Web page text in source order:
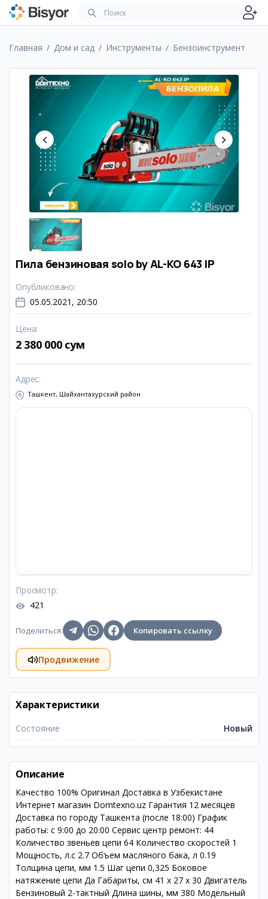
Главная Дом и сад Инструменты Бензоинструмент
Пила бензиновая solo by AL-KO 643 IP
Опубликовано:
05.05.2021, 20:50
Цена:
2 380 000 сум
Адрес:
Ташкент, Шайхантахурский район
Просмотр:
421
Поделиться: Копировать ссылку
Продвижение
Характеристики
Состояние Новый
Описание
Качество 100% Оригинал Доставка в Узбекистане
Интернет магазин Domtexno.uz Гарантия 12 месяцев
Доставка по городу Ташкента (после 18:00) График
работы: с 9:00 до 20:00 Сервис центр ремонт: 44
Количество звеньев цепи 64 Количество скоростей 1
Мощность, л.с 2.7 Объем масляного бака, л 0.19
Толщина цепи, мм 1.5 Шаг цепи 0,325 Боковое
натяжение цепи Да Габариты, см 41 x 27 x 30 Двигатель
Бензиновый 2-тактный Длина шины, мм 380 Модельный